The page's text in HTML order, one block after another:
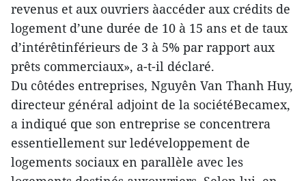
revenus et aux ouvriers àaccéder aux crédits de
logement d’une durée de 10 à 15 ans et de taux
d’intérêtinférieurs de 3 à 5% par rapport aux
prêts commerciaux», a-t-il déclaré.
Du côtédes entreprises, Nguyên Van Thanh Huy,
directeur général adjoint de la sociétéBecamex,
a indiqué que son entreprise se concentrera
essentiellement sur ledéveloppement de
logements sociaux en parallèle avec les